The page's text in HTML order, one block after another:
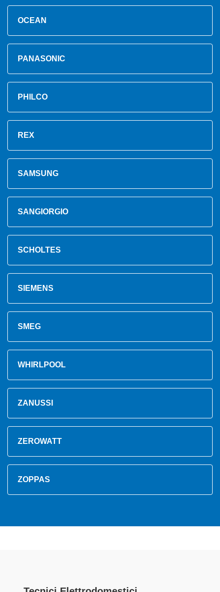
OCEAN
PANASONIC
PHILCO
REX
SAMSUNG
SANGIORGIO
SCHOLTES
SIEMENS
SMEG
WHIRLPOOL
ZANUSSI
ZEROWATT
ZOPPAS